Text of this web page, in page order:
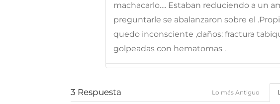
machacarlo…. Estaban reduciendo a un
preguntarle se abalanzaron sobre el
quedo inconsciente ,daños: fractura
golpeadas con hematomas .
3 Respuesta Lo más Antiguo